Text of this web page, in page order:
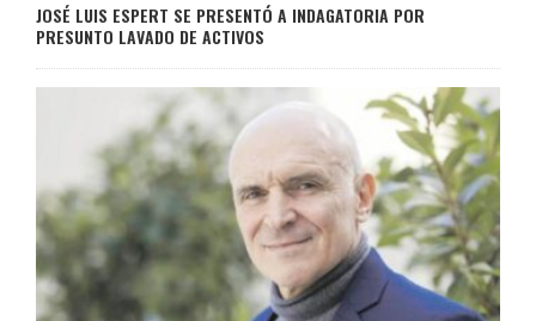
JOSÉ LUIS ESPERT SE PRESENTÓ A INDAGATORIA POR
PRESUNTO LAVADO DE ACTIVOS